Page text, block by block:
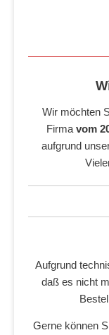
Wir möchten
Firma vom
aufgrund
Aufgrund
daß es nicht
Gerne können